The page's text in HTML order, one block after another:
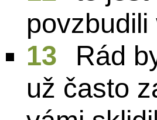
13
Rád
už často